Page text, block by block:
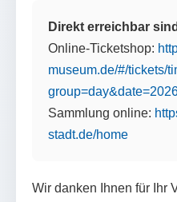
Direkt erreichbar
Online-Ticketshop:
museum.de/#/tickets/
Sammlung online:
stadt.de/home
Wir danken Ihnen für Ihr